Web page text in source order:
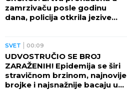
zamrzivaču posle godinu
dana, policija otkrila jezive
SVET 00:09
UDVOSTRUČIO SE BROJ
ZARAŽENIH! Epidemija se širi
stravičnom brzinom, najnovije
brojke i najsnažnije bacaju u